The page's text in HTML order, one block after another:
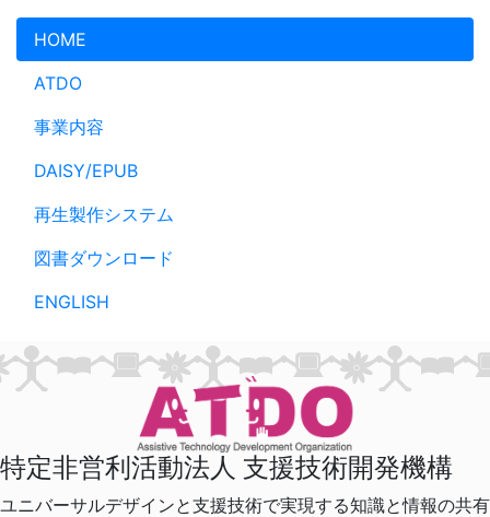
メインコンテンツへスキップ
HOME
ATDO
事業内容
DAISY/EPUB
再生製作システム
図書ダウンロード
ENGLISH
特定非営利活動法人 支援技術開発機構
ユニバーサルデザインと支援技術で実現する知識と情報の共有